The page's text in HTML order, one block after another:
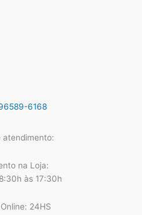
6168
atendimento:
na Loja:
às 17:30h
24HS